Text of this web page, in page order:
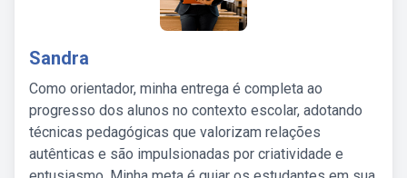
Sandra
Como orientador, minha entrega é completa ao
progresso dos alunos no contexto escolar, adotando
técnicas pedagógicas que valorizam relações
autênticas e são impulsionadas por criatividade e